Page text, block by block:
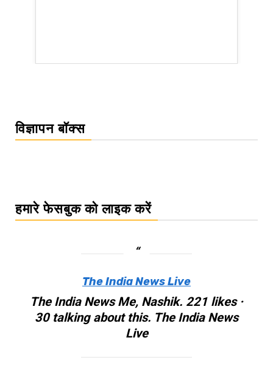
विज्ञापन बॉक्स
हमारे फेसबुक को लाइक करें
The India News Live
The India News Me, Nashik. 221 likes ·
30 talking about this. The India News
Live